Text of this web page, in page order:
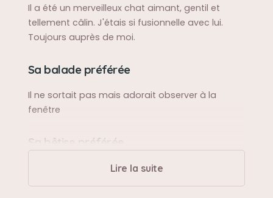
Il a été un merveilleux chat aimant, gentil et
tellement câlin. J'étais si fusionnelle avec lui.
Toujours auprès de moi.
Sa balade préférée
Il ne sortait pas mais adorait observer à la
fenêtre
Sa bêtise préférée
Lire la suite